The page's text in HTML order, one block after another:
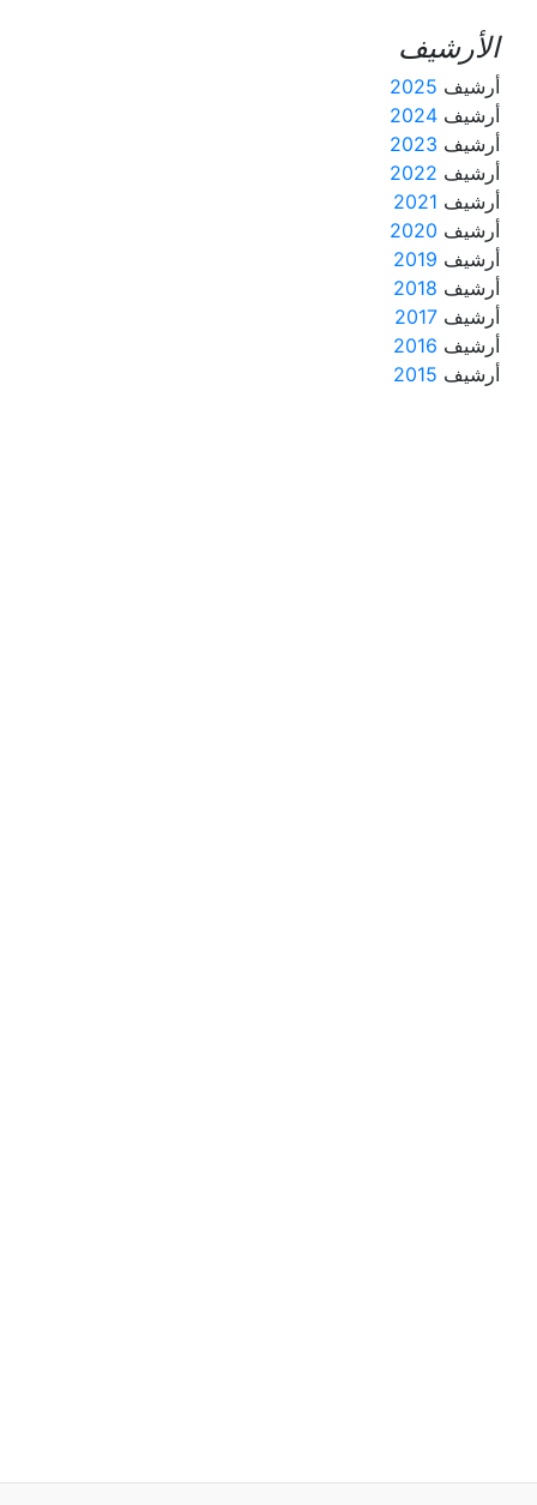
الأرشيف
أرشيف 2025
أرشيف 2024
أرشيف 2023
أرشيف 2022
أرشيف 2021
أرشيف 2020
أرشيف 2019
أرشيف 2018
أرشيف 2017
أرشيف 2016
أرشيف 2015